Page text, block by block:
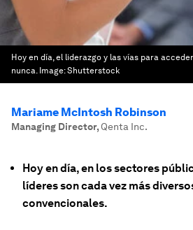
Hoy en día, el liderazgo y las vías para
nunca. Image:Shutterstock
Mariame McIntosh Robinson
Managing Director, Qenta Inc.
Hoy en día, en los sectores
líderes son cada vez más
convencionales.